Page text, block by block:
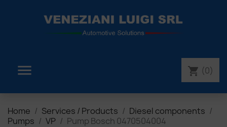
 shopping_cart (0)
Home Services / Products
Diesel components
Pumps
VP Pump Bosch 0470504004